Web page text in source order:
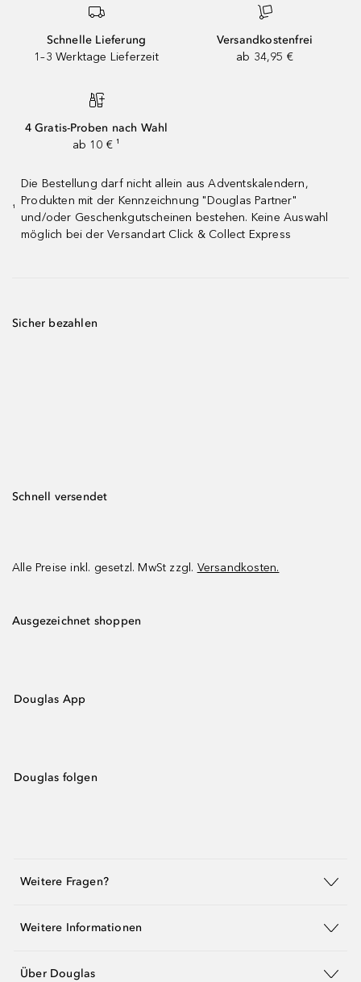
Schnelle Lieferung
1–3 Werktage Lieferzeit
Versandkostenfrei
ab 34,95 €
4 Gratis-Proben nach Wahl
ab 10 € ¹
¹
Die Bestellung darf nicht allein aus Adventskalendern,
Produkten mit der Kennzeichnung "Douglas Partner"
und/oder Geschenkgutscheinen bestehen. Keine Auswahl
möglich bei der Versandart Click & Collect Express
Sicher bezahlen
Schnell versendet
Alle Preise inkl. gesetzl. MwSt zzgl. Versandkosten.
Ausgezeichnet shoppen
Douglas App
Douglas folgen
Weitere Fragen?
Weitere Informationen
Über Douglas